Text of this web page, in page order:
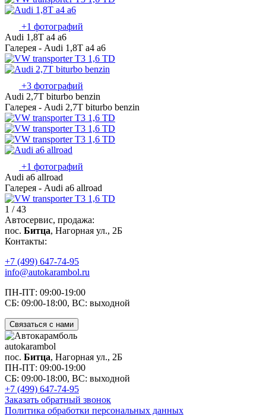
+1 фотографий
Audi 1,8T a4 a6
Галерея - Audi 1,8T a4 a6
+3 фотографий
Audi 2,7T biturbo benzin
Галерея - Audi 2,7T biturbo benzin
+1 фотографий
Audi a6 allroad
Галерея - Audi a6 allroad
1 / 43
Автосервис, продажа:
пос. Битца, Нагорная ул., 2Б
Контакты:
+7 (499) 647-74-95
info@autokarambol.ru
ПН-ПТ: 09:00-19:00
СБ: 09:00-18:00, ВС: выходной
Связаться с нами
autokarambol
пос. Битца, Нагорная ул., 2Б
ПН-ПТ: 09:00-19:00
СБ: 09:00-18:00, ВС: выходной
+7 (499) 647-74-95
Заказать обратный звонок
Политика обработки персональных данных